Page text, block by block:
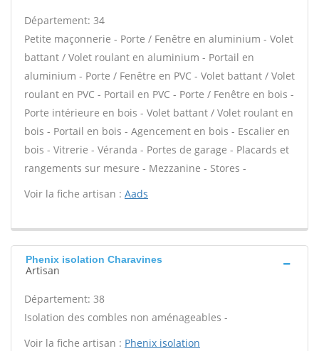
Département: 34
Petite maçonnerie - Porte / Fenêtre en aluminium - Volet
battant / Volet roulant en aluminium - Portail en
aluminium - Porte / Fenêtre en PVC - Volet battant / Volet
roulant en PVC - Portail en PVC - Porte / Fenêtre en bois -
Porte intérieure en bois - Volet battant / Volet roulant en
bois - Portail en bois - Agencement en bois - Escalier en
bois - Vitrerie - Véranda - Portes de garage - Placards et
rangements sur mesure - Mezzanine - Stores -
Voir la fiche artisan : Aads
Phenix isolation Charavines
Artisan
Département: 38
Isolation des combles non aménageables -
Voir la fiche artisan : Phenix isolation